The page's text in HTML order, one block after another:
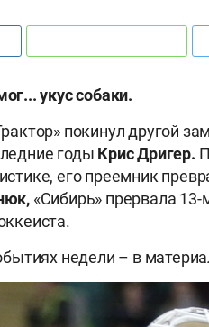
укус собаки.
покинул другой
годы Крис Дригер.
его преемник
«Сибирь» прервала
недели – в